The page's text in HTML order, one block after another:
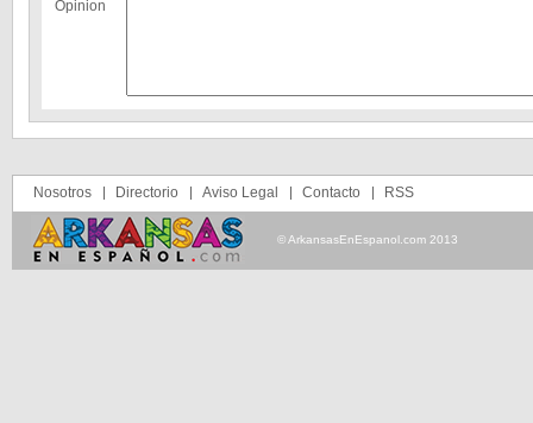
Opinion
Nosotros Directorio Aviso Legal Contacto RSS
© ArkansasEnEspanol.com 2013